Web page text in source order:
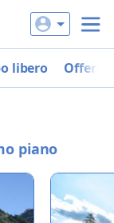
libero Offerte
piano